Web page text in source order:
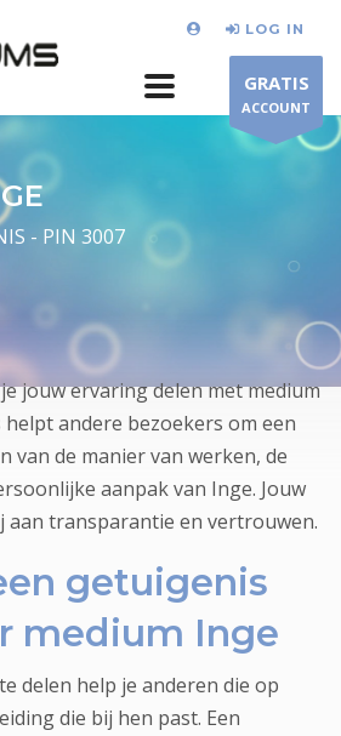
LOG IN
GRATIS
ACCOUNT
- PIN 3007
jouw ervaring delen met medium
andere bezoekers om een
van de manier van werken, de
aanpak van Inge. Jouw
aan transparantie en vertrouwen.
getuigenis
medium Inge
delen help je anderen die op
die bij hen past. Een